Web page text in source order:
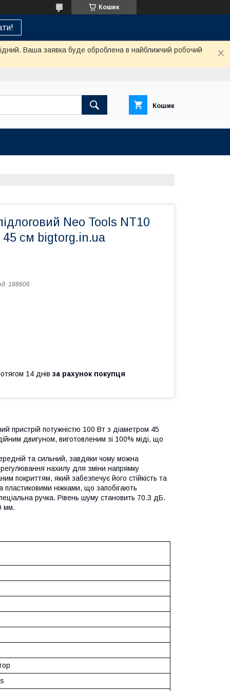
Кошик
Ваша заявка буде оброблена в найближчий робочий
Кошик
Neo Tools NT10
45 см bigtorg.in.ua
188606
14 днів за рахунок покупця
пристрій потужністю 100 Вт з діаметром 45
двигуном, виготовленим зі 100% міді, що
та сильний, завдяки чому можна
нахилу для зміни напрямку
покриттям, який забезпечує його стійкість та
ніжками, що запобігають
ручка. Рівень шуму становить 70.3 дБ.
мм.